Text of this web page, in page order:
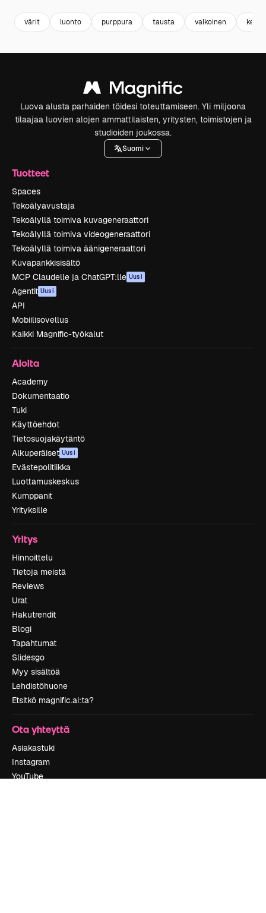
värit luonto purppura tausta valkoinen kesä
Luova alusta parhaiden töidesi toteuttamiseen. Yli miljoona
tilaajaa luovien alojen ammattilaisten, yritysten, toimistojen ja
studioiden joukossa.
Suomi
Tuotteet
Spaces
Tekoälyavustaja
Tekoälyllä toimiva kuvageneraattori
Tekoälyllä toimiva videogeneraattori
Tekoälyllä toimiva äänigeneraattori
Kuvapankkisisältö
MCP Claudelle ja ChatGPT:lle Uusi
Agentit Uusi
API
Mobiilisovellus
Kaikki Magnific-työkalut
Aloita
Academy
Dokumentaatio
Tuki
Käyttöehdot
Tietosuojakäytäntö
Alkuperäiset Uusi
Evästepolitiikka
Luottamuskeskus
Kumppanit
Yrityksille
Yritys
Hinnoittelu
Tietoja meistä
Reviews
Urat
Hakutrendit
Blogi
Tapahtumat
Slidesgo
Myy sisältöä
Lehdistöhuone
Etsitkö magnific.ai:ta?
Ota yhteyttä
Asiakastuki
Instagram
YouTube